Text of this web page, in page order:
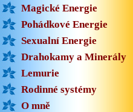
Magické Energie
Pohádkové Energie
Sexualní Energie
Drahokamy a Minerály
Lemurie
Rodinné systémy
O mně